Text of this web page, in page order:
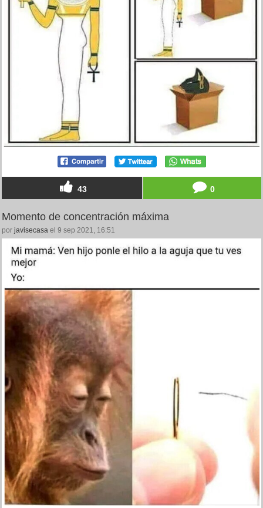
43 0
Momento de concentración máxima
por javisecasa el 9 sep 2021, 16:51